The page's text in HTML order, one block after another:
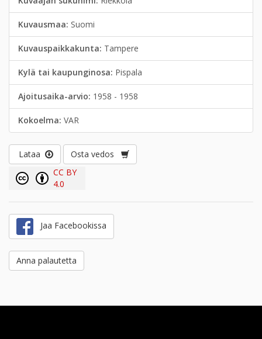
Kuvausmaa: Suomi
Kuvauspaikkakunta: Tampere
Kylä tai kaupunginosa: Pispala
Ajoitusaika-arvio: 1958 - 1958
Kokoelma: VAR
Lataa
Osta vedos
CC BY
4.0
Jaa Facebookissa
Anna palautetta